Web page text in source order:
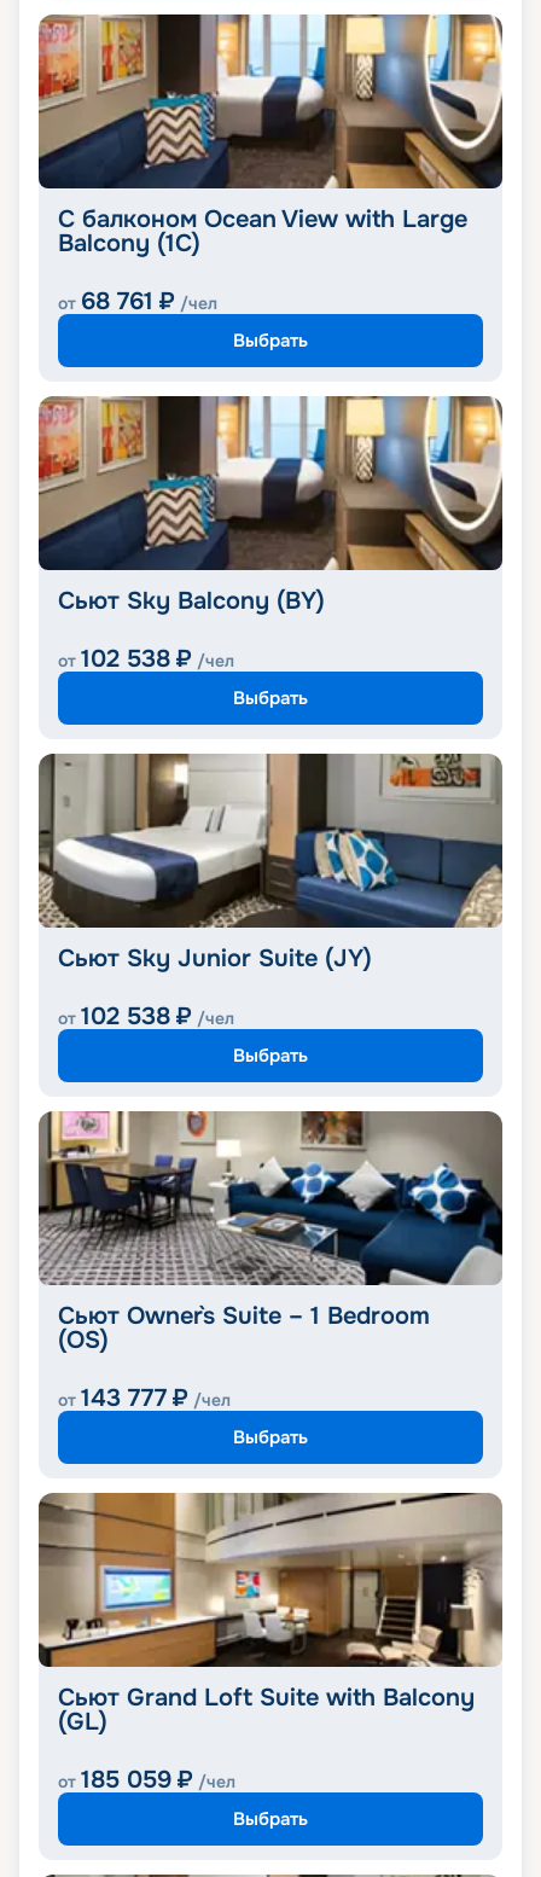
С балконом Ocean View with Large
Balcony (1C)
от 68 761 ₽ /чел
Выбрать
Сьют Sky Balcony (BY)
от 102 538 ₽ /чел
Выбрать
Сьют Sky Junior Suite (JY)
от 102 538 ₽ /чел
Выбрать
Сьют Owner`s Suite – 1 Bedroom
(OS)
от 143 777 ₽ /чел
Выбрать
Сьют Grand Loft Suite with Balcony
(GL)
от 185 059 ₽ /чел
Выбрать